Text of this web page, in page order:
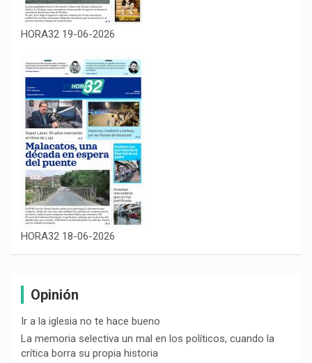
HORA32 19-06-2026
HORA32 18-06-2026
Opinión
Ir a la iglesia no te hace bueno
La memoria selectiva un mal en los políticos, cuando la
crítica borra su propia historia